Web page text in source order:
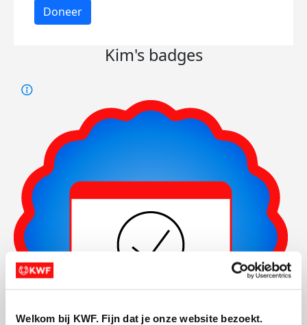
Welkom bij KWF. Fijn dat je onze website bezoekt.
Doneer
Kim's badges